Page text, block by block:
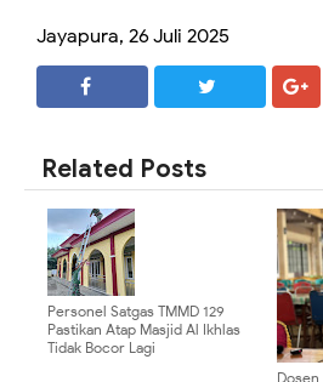
Jayapura, 26 Juli 2025
Related Posts
Personel Satgas TMMD 129
Pastikan Atap Masjid Al Ikhlas
Tidak Bocor Lagi
Dosen